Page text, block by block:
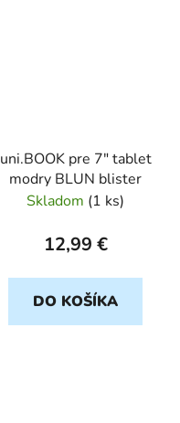
uni.BOOK pre 7" tablet
modry BLUN blister
Skladom (1 ks)
12,99 €
DO KOŠÍKA